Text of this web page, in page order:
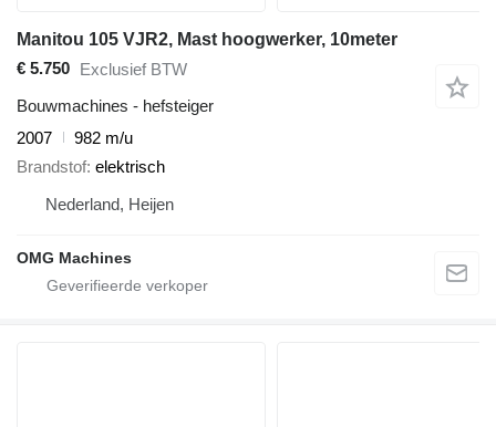
Manitou 105 VJR2, Mast hoogwerker, 10meter
€ 5.750 Exclusief BTW
Bouwmachines - hefsteiger
2007
982 m/u
Brandstof elektrisch
Nederland, Heijen
OMG Machines